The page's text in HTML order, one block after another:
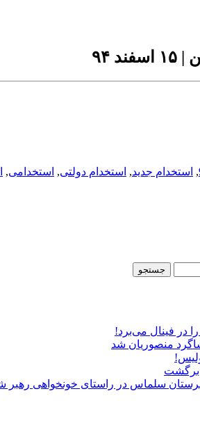
۹۴
, استخدام جدید, استخدام دولتی, استخدامی,
در فینال می‌برد!
منصوریان شد
برگشت